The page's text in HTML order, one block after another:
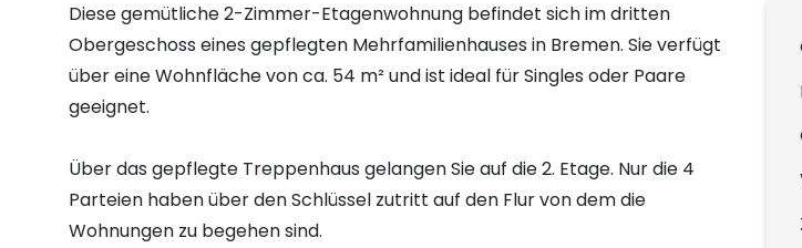
Diese gemütliche 2-Zimmer-Etagenwohnung befindet sich im dritten
Obergeschoss eines gepflegten Mehrfamilienhauses in Bremen. Sie verfügt
über eine Wohnfläche von ca. 54 m² und ist ideal für Singles oder Paare
geeignet.
Über das gepflegte Treppenhaus gelangen Sie auf die 2. Etage. Nur die 4
Parteien haben über den Schlüssel zutritt auf den Flur von dem die
Wohnungen zu begehen sind.